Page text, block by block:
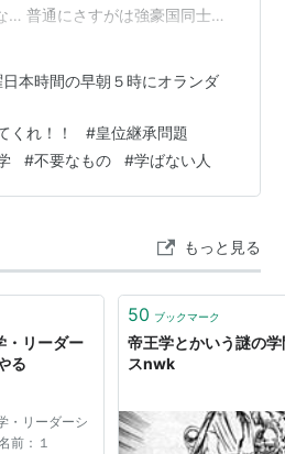
… 普通にさすがは強豪国同士試
な… モロッコがヨーロッパ化し
のヨーロッパキラーが発動する
闘莉王「この感じならオランダ
キリンチャレンジカップ2026
本時間の早朝５時にオランダ
くれ！！ #皇位継承問題
#不要なもの #学ばない人
もっと見る
・リーダー
る
・リーダーシ
前：１
50 ブックマーク
帝王学とかいう謎の
スnwk